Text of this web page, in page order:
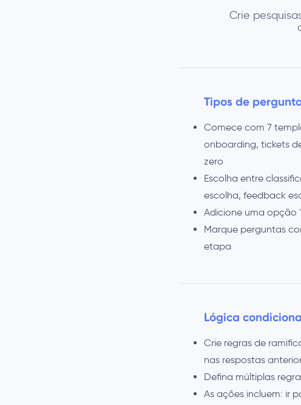
Crie
Tipos de
Comece com 7
onboarding, tickets
zero
Escolha entre
escolha, feedback
Adicione uma opção
Marque perguntas
etapa
Lógica
Crie regras de
nas respostas
Defina múltiplas
As ações incluem: ir